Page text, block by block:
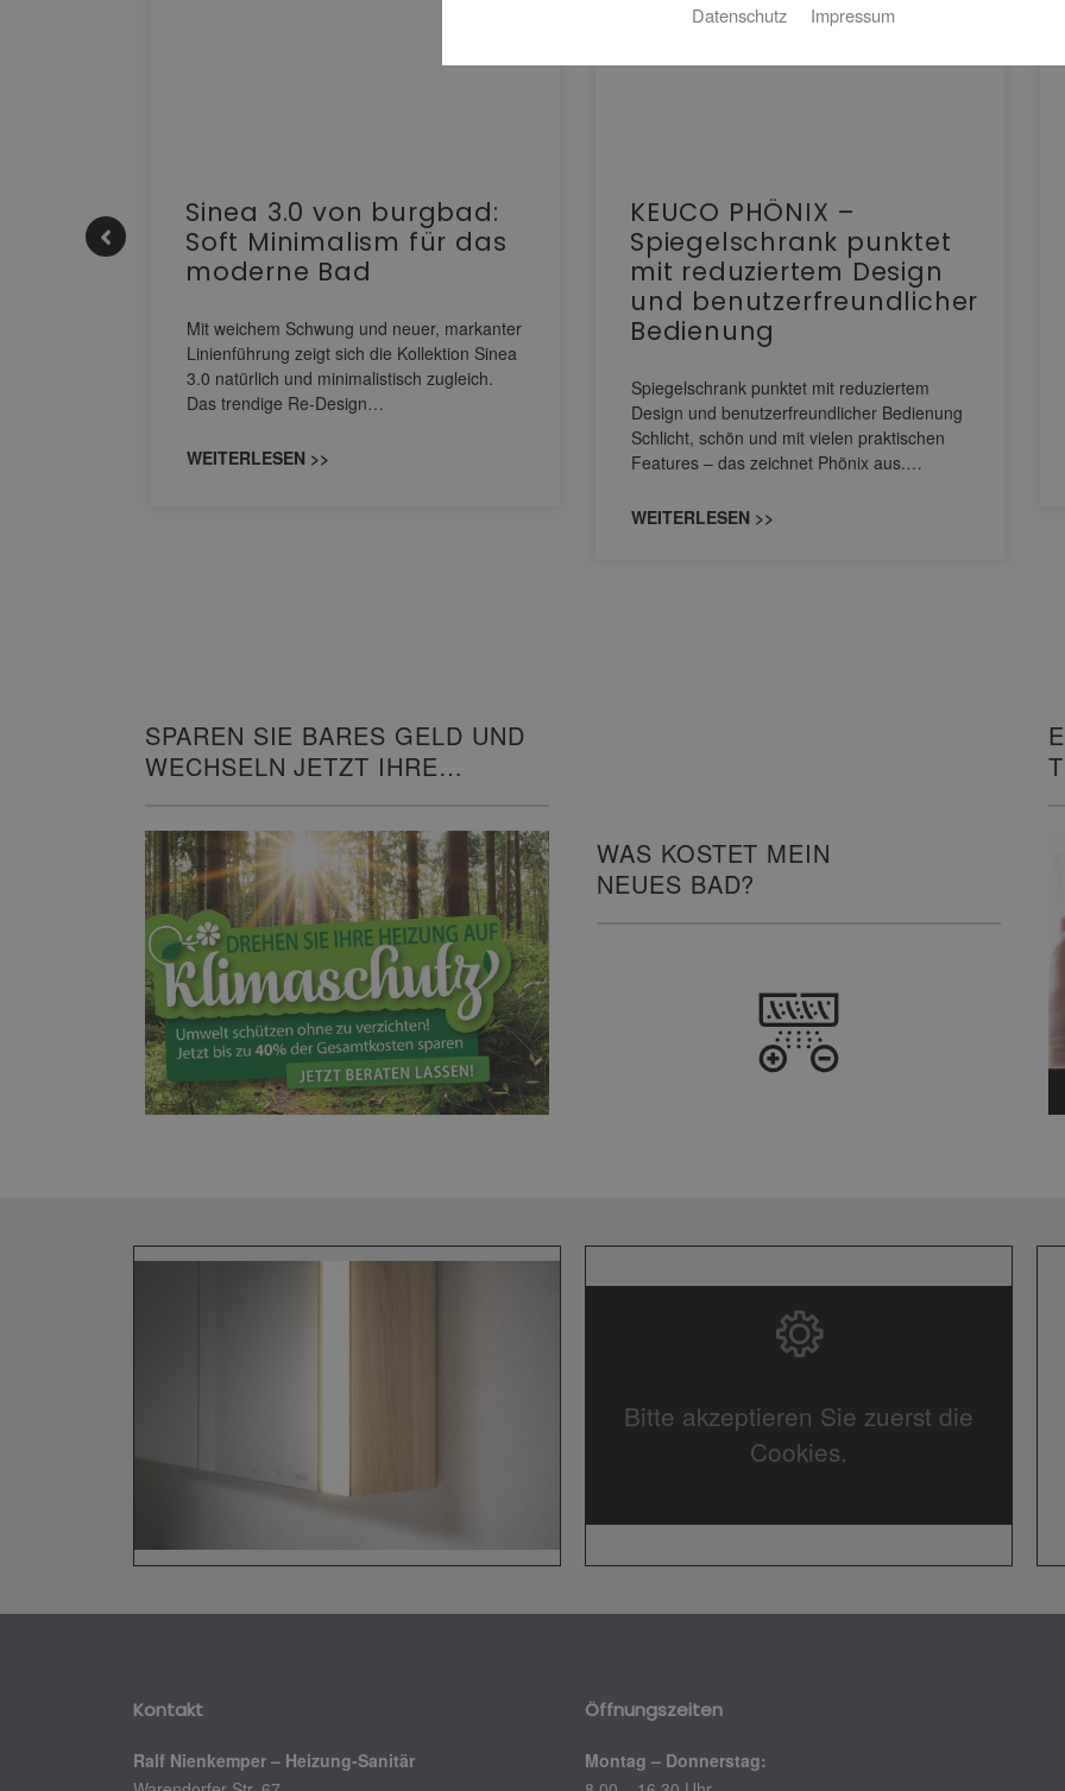
Sinea 3.0 von burgbad:
Soft Minimalism für das
moderne Bad
Mit weichem Schwung und neuer, markanter
Linienführung zeigt sich die Kollektion Sinea
3.0 natürlich und minimalistisch zugleich.
Das trendige Re-Design…
WEITERLESEN >>
KEUCO PHÖNIX –
Spiegelschrank punktet
mit reduziertem Design
und benutzerfreundlicher
Bedienung
Spiegelschrank punktet mit reduziertem
Design und benutzerfreundlicher Bedienung
Schlicht, schön und mit vielen praktischen
Features – das zeichnet Phönix aus.…
WEITERLESEN >>
SPAREN SIE BARES GELD UND
WECHSELN JETZT IHRE
WAS KOSTET MEIN
NEUES BAD?
Bitte akzeptieren Sie zuerst die
Cookies.
Kontakt
Ralf Nienkemper – Heizung-Sanitär
Öffnungszeiten
Montag – Donnerstag:
Datenschutz Impressum